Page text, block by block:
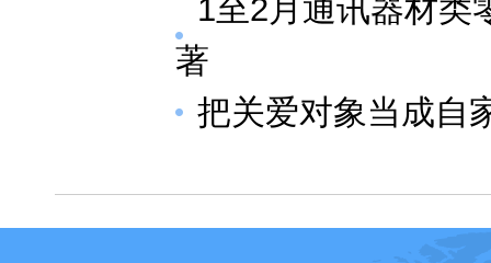
1至2月通讯器材类
著
把关爱对象当成自